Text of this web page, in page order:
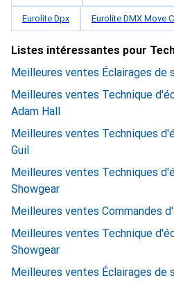
Eurolite Dpx Eurolite DMX Move
Listes intéressantes pour
Meilleures ventes Éclairages de
Meilleures ventes Technique
Adam Hall
Meilleures ventes Techniques
Guil
Meilleures ventes Techniques
Showgear
Meilleures ventes Commandes
Meilleures ventes Technique
Showgear
Meilleures ventes Éclairages de